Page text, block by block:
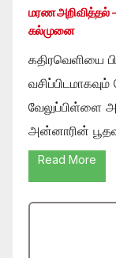
மரண அறிவித்தல் –
கல்முனை
கதிரவெளியை
வேலுப்பிள்ளை
அன்னாரின்
Read More